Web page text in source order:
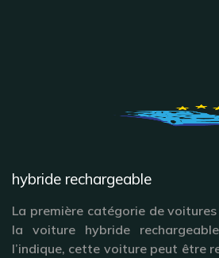
hybride rechargeable
La première catégorie de
la voiture hybride
l’indique, cette voiture peut être